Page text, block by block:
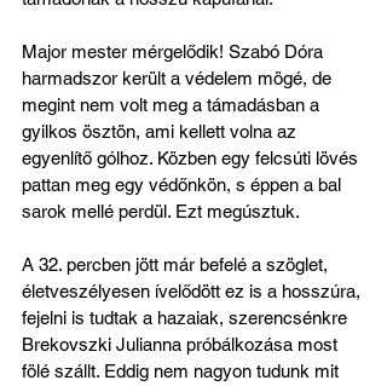
Major mester mérgelődik! Szabó Dóra
harmadszor került a védelem mögé, de
megint nem volt meg a támadásban a
gyilkos ösztön, ami kellett volna az
egyenlítő gólhoz. Közben egy felcsúti lövés
pattan meg egy védőnkön, s éppen a bal
sarok mellé perdül. Ezt megúsztuk.
A 32. percben jött már befelé a szöglet,
életveszélyesen ívelődött ez is a hosszúra,
fejelni is tudtak a hazaiak, szerencsénkre
Brekovszki Julianna próbálkozása most
fölé szállt. Eddig nem nagyon tudunk mit